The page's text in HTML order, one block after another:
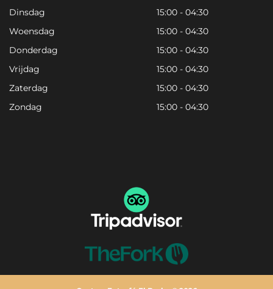
Dinsdag
15:00 - 04:30
Woensdag
15:00 - 04:30
Donderdag
15:00 - 04:30
Vrijdag
15:00 - 04:30
Zaterdag
15:00 - 04:30
Zondag
15:00 - 04:30